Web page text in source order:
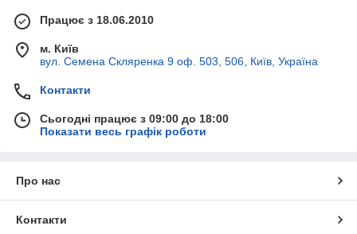
Працює з 18.06.2010
м. Київ
вул. Семена Скляренка 9 оф. 503, 506, Київ, Україна
Контакти
Сьогодні працює з 09:00 до 18:00
Показати весь графік роботи
Про нас
Контакти